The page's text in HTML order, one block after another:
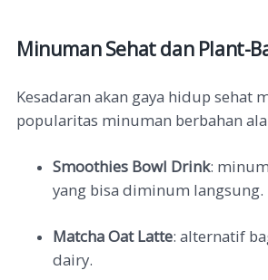
Minuman Sehat dan Plant-
Kesadaran akan gaya hidup sehat
popularitas minuman berbahan
Smoothies Bowl Drink:
yang bisa diminum langsung.
Matcha Oat Latte: alternatif
dairy.